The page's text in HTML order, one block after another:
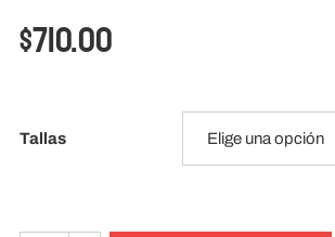
$710.00
Tallas